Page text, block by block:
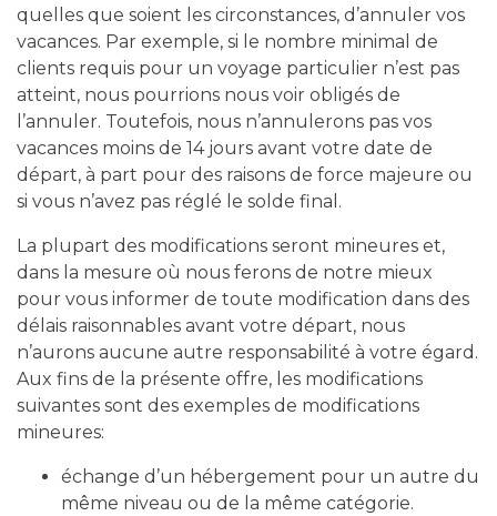
quelles que soient les circonstances, d’annuler vos
vacances. Par exemple, si le nombre minimal de
clients requis pour un voyage particulier n’est pas
atteint, nous pourrions nous voir obligés de
l’annuler. Toutefois, nous n’annulerons pas vos
vacances moins de 14 jours avant votre date de
départ, à part pour des raisons de force majeure ou
si vous n’avez pas réglé le solde final.
La plupart des modifications seront mineures et,
dans la mesure où nous ferons de notre mieux
pour vous informer de toute modification dans des
délais raisonnables avant votre départ, nous
n’aurons aucune autre responsabilité à votre égard.
Aux fins de la présente offre, les modifications
suivantes sont des exemples de modifications
mineures:
échange d’un hébergement pour un autre du
même niveau ou de la même catégorie.